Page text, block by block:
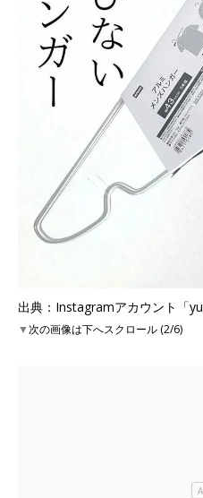
出典：Instagramアカウント「
▼次の画像は下へスクロール (2/6)